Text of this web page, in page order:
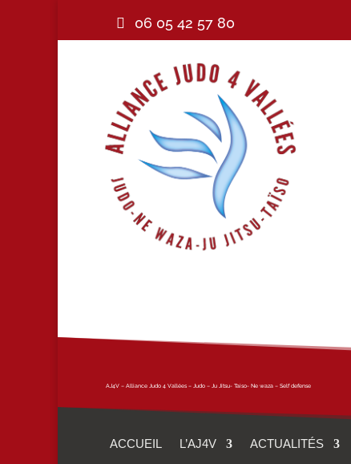
06 05 42 57 80
AJ4V – Alliance Judo 4 Vallées – Judo – Ju Jitsu- Taiso- Ne waza – Self defense
ACCUEIL L’AJ4V ACTUALITÉS